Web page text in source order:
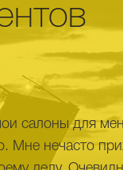
салоны для
Мне нечасто